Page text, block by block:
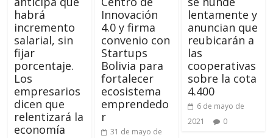
habrá
incremento
salarial, sin
fijar
porcentaje.
Los
empresarios
dicen que
relentizará la
economía
Innovación
4.0 y firma
convenio con
Startups
Bolivia para
fortalecer
ecosistema
emprendedo
r
31 de mayo de
lentamente y
anuncian que
reubicarán a
las
cooperativas
sobre la cota
4.400
6 de mayo de
2021
0